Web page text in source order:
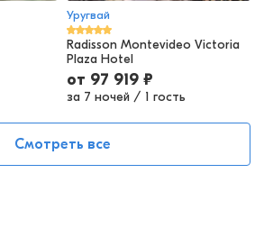
Уругвай
Radisson Montevideo Victoria
Plaza Hotel
от 97 919 ₽
за 7 ночей / 1 гость
Смотреть все